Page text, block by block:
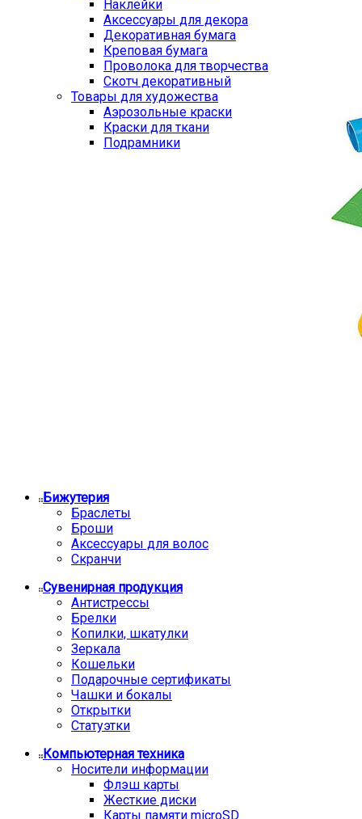
Наклейки
Аксессуары для декора
Декоративная бумага
Креповая бумага
Проволока для творчества
Скотч декоративный
Товары для художества
Аэрозольные краски
Краски для ткани
Подрамники
Бижутерия
Браслеты
Броши
Аксессуары для волос
Скранчи
Сувенирная продукция
Антистрессы
Брелки
Копилки, шкатулки
Зеркала
Кошельки
Подарочные сертификаты
Чашки и бокалы
Открытки
Статуэтки
Компьютерная техника
Носители информации
Флэш карты
Жесткие диски
Карты памяти microSD